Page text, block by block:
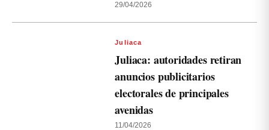
29/04/2026
Juliaca
Juliaca: autoridades retiran
anuncios publicitarios
electorales de principales
avenidas
11/04/2026